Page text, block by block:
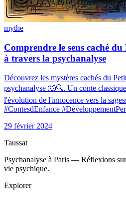
mythe
Comprendre le sens caché
à travers la psychanalyse
Découvrez les mystères cachés du
psychanalyse 🐺🔍. Un conte
l'évolution de l'innocence vers la
#ContesdEnfance
29 février 2024
Taussat
Psychanalyse à Paris — Réflexions
vie psychique.
Explorer